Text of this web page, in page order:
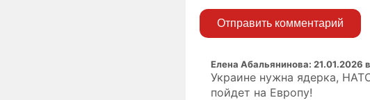
Отправить комментарий
Елена Абальянинова: 21.01.2026
Украине нужна ядерка,
пойдет на Европу!